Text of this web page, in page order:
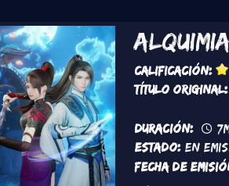
Calificación:
Título original:
Duración:
Estado: En
Fecha de